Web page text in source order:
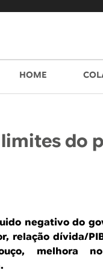
HOME
do
negativo do
relação dívida/
melhora